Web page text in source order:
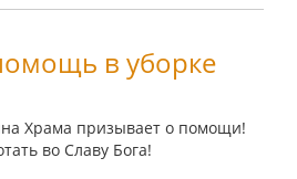
в уборке
Храма призывает о помощи!
во Славу Бога!